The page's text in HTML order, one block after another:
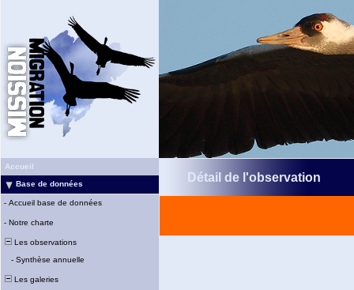
Accueil
Base de données
- Accueil base de données
- Notre charte
Les observations
- Synthèse annuelle
Les galeries
Détail de l'observation